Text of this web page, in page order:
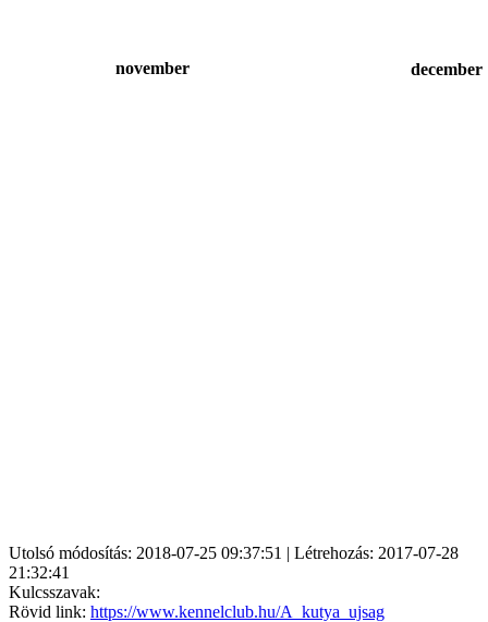
november december
Utolsó módosítás: 2018-07-25 09:37:51 | Létrehozás: 2017-07-28
21:32:41
Kulcsszavak:
Rövid link: https://www.kennelclub.hu/A_kutya_ujsag